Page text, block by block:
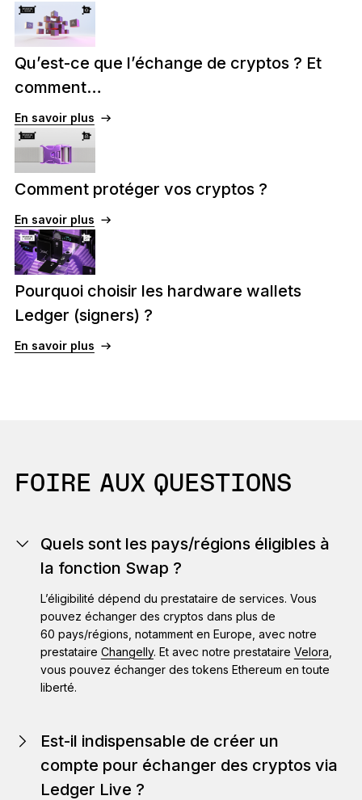
Qu’est-ce que l’échange de cryptos ? Et
comment…
En savoir plus
Comment protéger vos cryptos ?
En savoir plus
Pourquoi choisir les hardware wallets
Ledger (signers) ?
En savoir plus
FOIRE AUX QUESTIONS
Quels sont les pays/régions éligibles à
la fonction Swap ?
L’éligibilité dépend du prestataire de services. Vous
pouvez échanger des cryptos dans plus de
60 pays/régions, notamment en Europe, avec notre
prestataire Changelly. Et avec notre prestataire Velora
vous pouvez échanger des tokens Ethereum en toute
liberté.
Est-il indispensable de créer un
compte pour échanger des cryptos via
Ledger Live ?